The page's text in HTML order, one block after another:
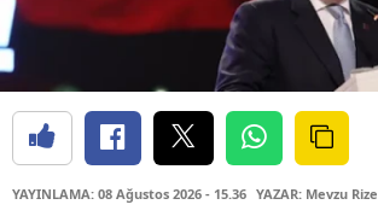
YAYINLAMA: 08 Ağustos 2026 - 15.36 YAZAR: Mevzu Rize